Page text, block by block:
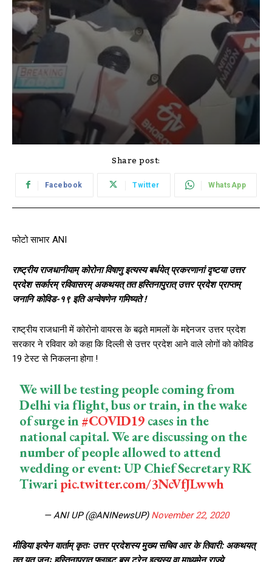
Share post:
Facebook Twitter WhatsApp
फोटो साभार ANI
राष्ट्रीय राजधानीयाम् कोरोना विषाणु इत्यस्य बर्धयेत् प्रकरणानां दृष्टया उत्तर
प्रदेश सर्कारम् रविवासरम् अकथयत् तत हस्तिनापुरात् उत्तर प्रदेश प्राप्तम्
जनानि कोविड-१९ इति अन्वेषणेन गमिष्यते !
राष्ट्रीय राजधानी में कोरोनो वायरस के बढ़ते मामलों के मद्देनजर उत्तर प्रदेश
सरकार ने रविवार को कहा कि दिल्ली से उत्तर प्रदेश आने वाले लोगों को कोविड
19 टेस्ट से निकलना होगा !
We will be testing people coming from
Delhi via flight, bus or train, in the wake
of surge in#COVID19 cases in the
national capital. We are discussing on the
number of people allowed to attend
wedding or event: UP Chief Secretary RK
Tiwaripic.twitter.com/3NcVfJLwwh
— ANI UP (@ANINewsUP) November 22, 2020
मीडिया इत्येन वार्ताम् कृतः उत्तर प्रदेशस्य मुख्य सचिव आर के तिवारी: अकथयत्